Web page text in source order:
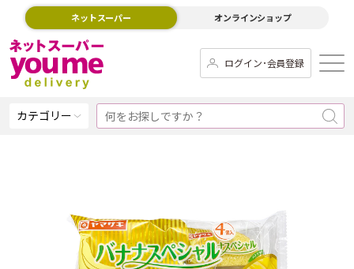
ネットスーパー オンラインショップ
ログイン･会員登録
カテゴリー